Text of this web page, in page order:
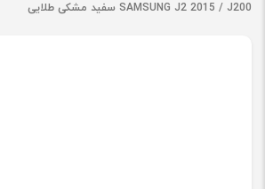
SAMSUNG J2 2015 / J200 سفید مشکی طلایی